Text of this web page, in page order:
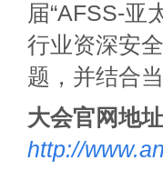
届“AFSS-亚
行业资深安
题，并结合
大会官网地址
http://